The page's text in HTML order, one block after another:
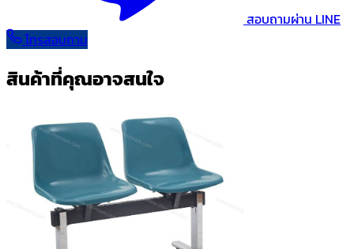
สอบถามผ่าน LINE
โทรสอบถาม
สินค้าที่คุณอาจสนใจ